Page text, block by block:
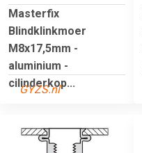
Masterfix
Blindklinkmoer
M8x17,5mm -
aluminium -
cilinderkop...
GYZS.nl